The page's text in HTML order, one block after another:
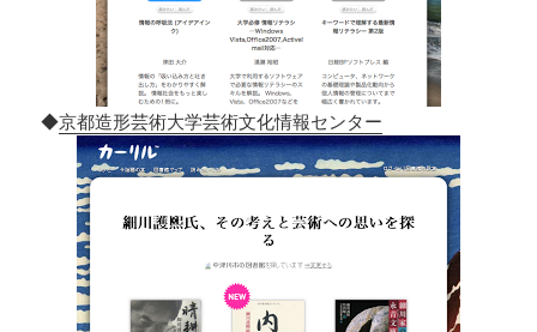
◆京都造形芸術大学芸術文化情報センター